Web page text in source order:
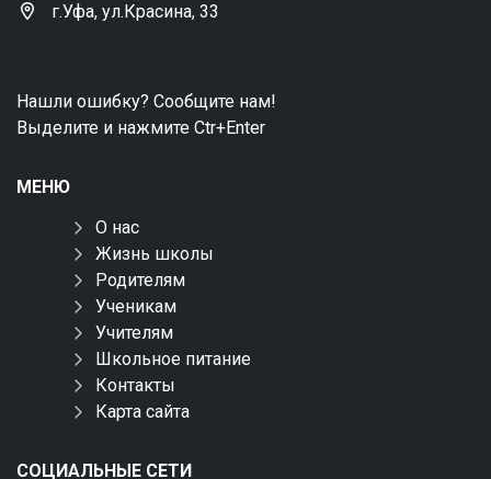
г.Уфа, ул.Красина, 33
Нашли ошибку? Сообщите нам!
Выделите и нажмите Ctr+Enter
МЕНЮ
О нас
Жизнь школы
Родителям
Ученикам
Учителям
Школьное питание
Контакты
Карта сайта
СОЦИАЛЬНЫЕ СЕТИ